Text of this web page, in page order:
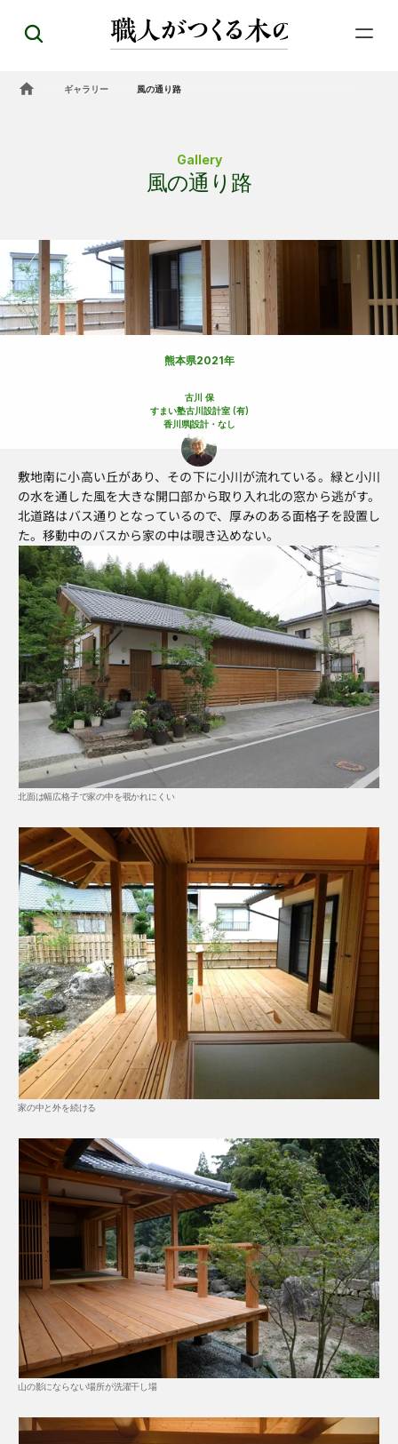
ギャラリー 風の通り路
Gallery
風の通り路
熊本県2021年
古川 保
すまい塾古川設計室 (有)
香川県設計・なし
敷地南に小高い丘があり、その下に小川が流れている。緑と小川
の水を通した風を大きな開口部から取り入れ北の窓から逃がす。
北道路はバス通りとなっているので、厚みのある面格子を設置し
た。移動中のバスから家の中は覗き込めない。
北面は幅広格子で家の中を覗かれにくい
家の中と外を続ける
山の影にならない場所が洗濯干し場